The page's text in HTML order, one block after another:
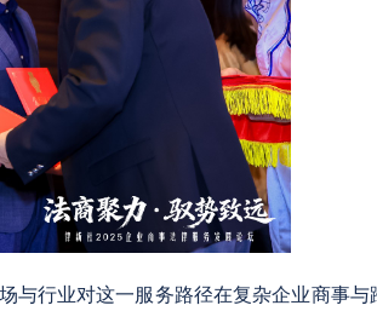
与行业对这一服务路径在复杂企业商事与